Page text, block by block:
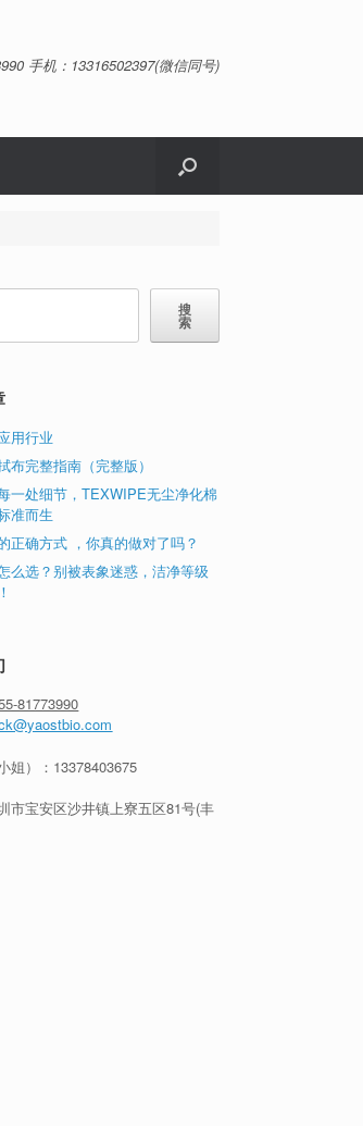
手机：13316502397(微信同号)
搜
索
用行业
布完整指南（完整版）
一处细节，TEXWIPE无尘净化棉
准而生
正确方式 ，你真的做对了吗？
么选？别被表象迷惑，洁净等级
81773990
姐）： 13378403675
市宝安区沙井镇上寮五区81号(丰